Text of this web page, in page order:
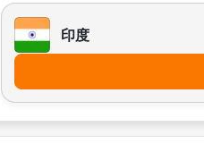
印度